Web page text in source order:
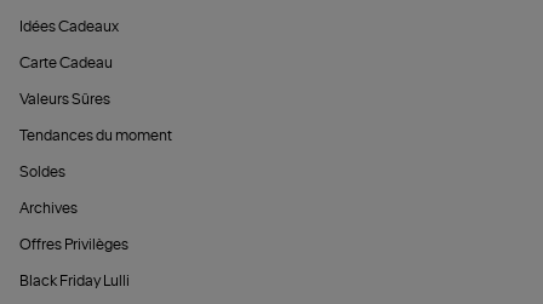
Idées Cadeaux
Carte Cadeau
Valeurs Sûres
Tendances du moment
Soldes
Archives
Offres Privilèges
Black Friday Lulli